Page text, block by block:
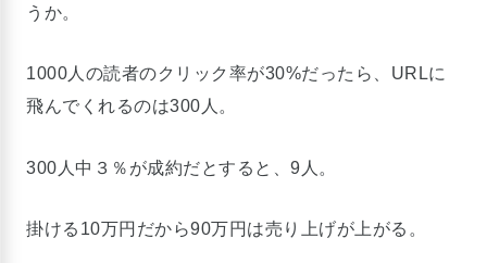
うか。
1000人の読者のクリック率が30%だったら、URLに
飛んでくれるのは300人。
300人中３％が成約だとすると、9人。
掛ける10万円だから90万円は売り上げが上がる。